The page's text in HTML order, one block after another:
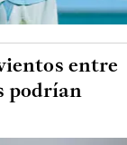
entre
podrían